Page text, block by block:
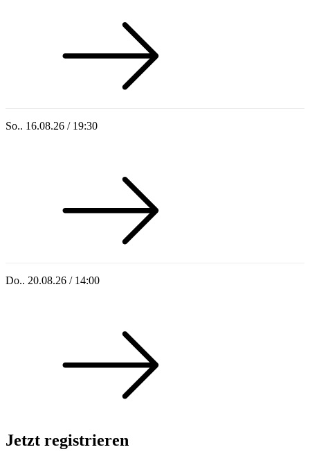
So.. 16.08.26 / 19:30
Do.. 20.08.26 / 14:00
Jetzt registrieren